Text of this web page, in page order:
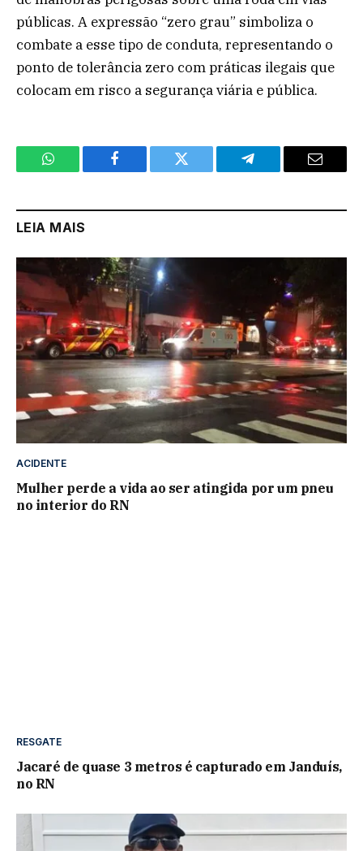
públicas. A expressão “zero grau” simboliza o
combate a esse tipo de conduta, representando o
ponto de tolerância zero com práticas ilegais que
colocam em risco a segurança viária e pública.
WhatsApp Facebook Twitter Telegram Email
LEIA MAIS
ACIDENTE
Mulher perde a vida ao ser atingida por um pneu
no interior do RN
RESGATE
Jacaré de quase 3 metros é capturado em Janduís,
no RN